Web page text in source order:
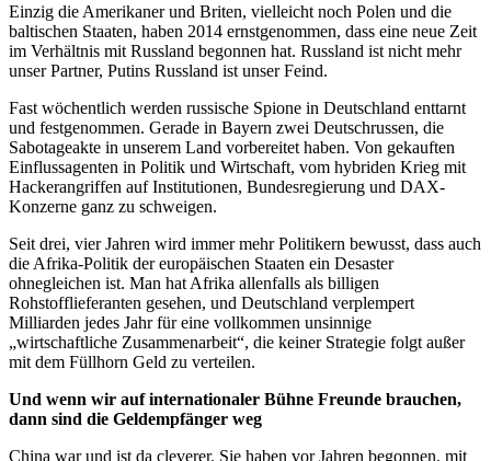
Einzig die Amerikaner und Briten, vielleicht noch Polen und die
baltischen Staaten, haben 2014 ernstgenommen, dass eine neue Zeit
im Verhältnis mit Russland begonnen hat. Russland ist nicht mehr
unser Partner, Putins Russland ist unser Feind.
Fast wöchentlich werden russische Spione in Deutschland enttarnt
und festgenommen. Gerade in Bayern zwei Deutschrussen, die
Sabotageakte in unserem Land vorbereitet haben. Von gekauften
Einflussagenten in Politik und Wirtschaft, vom hybriden Krieg mit
Hackerangriffen auf Institutionen, Bundesregierung und DAX-
Konzerne ganz zu schweigen.
Seit drei, vier Jahren wird immer mehr Politikern bewusst, dass auch
die Afrika-Politik der europäischen Staaten ein Desaster
ohnegleichen ist. Man hat Afrika allenfalls als billigen
Rohstofflieferanten gesehen, und Deutschland verplempert
Milliarden jedes Jahr für eine vollkommen unsinnige
„wirtschaftliche Zusammenarbeit“, die keiner Strategie folgt außer
mit dem Füllhorn Geld zu verteilen.
Und wenn wir auf internationaler Bühne Freunde brauchen,
dann sind die Geldempfänger weg
China war und ist da cleverer. Sie haben vor Jahren begonnen, mit